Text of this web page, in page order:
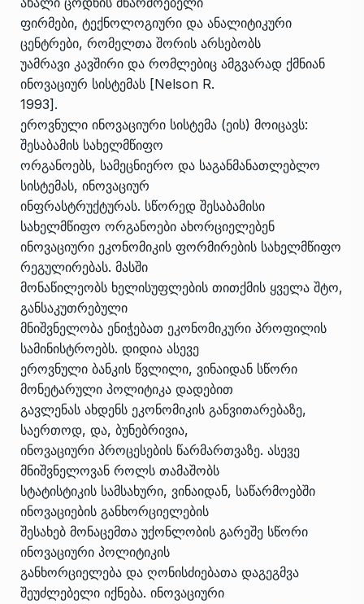
ფირმები, ტექნოლოგიური და ანალიტიკური
ცენტრები, რომელთა შორის არსებობს
უამრავი კავშირი და რომლებიც ამგვარად ქმნიან
ინოვაციურ სისტემას [Nelson R.
1993].
ეროვნული ინოვაციური სისტემა (ეის) მოიცავს:
შესაბამის სახელმწიფო
ორგანოებს, სამეცნიერო და საგანმანათლებლო
სისტემას, ინოვაციურ
ინფრასტრუქტურას. სწორედ შესაბამისი
სახელმწიფო ორგანოები ახორციელებენ
ინოვაციური ეკონომიკის ფორმირების სახელმწიფო
რეგულირებას. მასში
მონაწილეობს ხელისუფლების თითქმის ყველა შტო,
განსაკუთრებული
მნიშვნელობა ენიჭებათ ეკონომიკური პროფილის
სამინისტროებს. დიდია ასევე
ეროვნული ბანკის წვლილი, ვინაიდან სწორი
მონეტარული პოლიტიკა დადებით
გავლენას ახდენს ეკონომიკის განვითარებაზე,
საერთოდ, და, ბუნებრივია,
ინოვაციური პროცესების წარმართვაზე. ასევე
მნიშვნელოვან როლს თამაშობს
სტატისტიკის სამსახური, ვინაიდან, საწარმოებში
ინოვაციების განხორციელების
შესახებ მონაცემთა უქონლობის გარეშე სწორი
ინოვაციური პოლიტიკის
განხორციელება და ღონისძიებათა დაგეგმვა
შეუძლებელი იქნება. ინოვაციური